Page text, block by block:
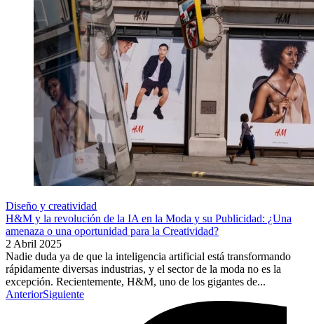
Diseño y creatividad
H&M y la revolución de la IA en la Moda y su Publicidad: ¿Una
amenaza o una oportunidad para la Creatividad?
2 Abril 2025
Nadie duda ya de que la inteligencia artificial está transformando
rápidamente diversas industrias, y el sector de la moda no es la
excepción. Recientemente, H&M, uno de los gigantes de...
AnteriorSiguiente